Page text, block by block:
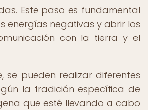
Este paso es fundamental
energías negativas y abrir los
con la tierra y el
se pueden realizar diferentes
la tradición específica de
que esté llevando a cabo